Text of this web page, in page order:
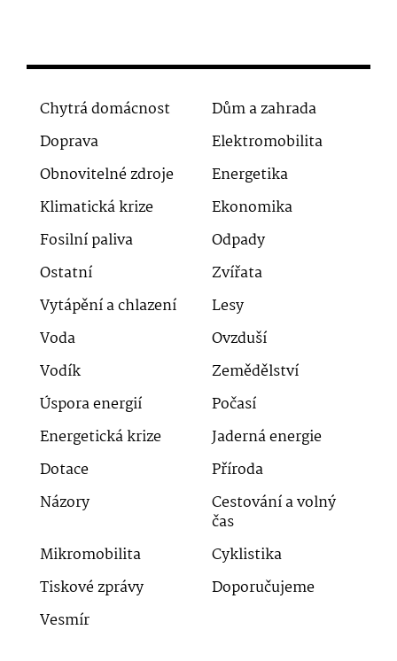
Chytrá domácnost
Dům a zahrada
Doprava
Elektromobilita
Obnovitelné zdroje
Energetika
Klimatická krize
Ekonomika
Fosilní paliva
Odpady
Ostatní
Zvířata
Vytápění a chlazení
Lesy
Voda
Ovzduší
Vodík
Zemědělství
Úspora energií
Počasí
Energetická krize
Jaderná energie
Dotace
Příroda
Názory
Cestování a volný
čas
Mikromobilita
Cyklistika
Tiskové zprávy
Doporučujeme
Vesmír